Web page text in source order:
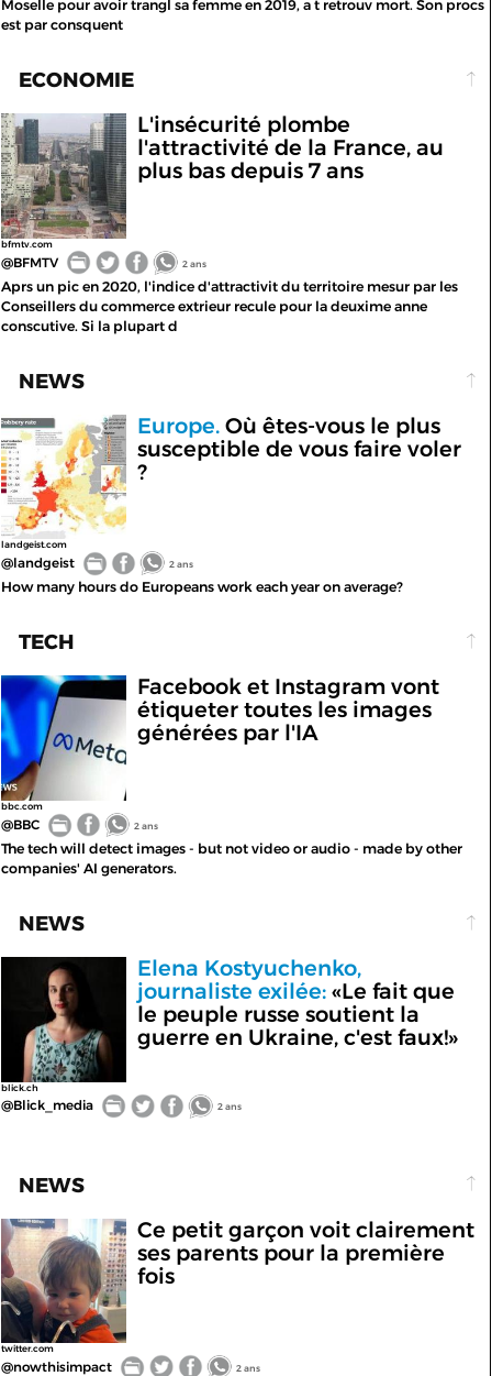
Moselle pour avoir trangl sa femme en 2019, a t retrouv mort. Son procs
est par consquent
ECONOMIE
bfmtv.com
L'insécurité plombe
l'attractivité de la France, au
plus bas depuis 7 ans
@BFMTV 2 ans
Aprs un pic en 2020, l'indice d'attractivit du territoire mesur par les
Conseillers du commerce extrieur recule pour la deuxime anne
conscutive. Si la plupart d
NEWS
landgeist.com
Europe.Où êtes-vous le plus
susceptible de vous faire voler
?
@landgeist 2 ans
How many hours do Europeans work each year on average?
TECH
bbc.com
Facebook et Instagram vont
étiqueter toutes les images
générées par l'IA
@BBC 2 ans
The tech will detect images - but not video or audio - made by other
companies' AI generators.
NEWS
blick.ch
Elena Kostyuchenko,
journaliste exilée:«Le fait que
le peuple russe soutient la
guerre en Ukraine, c'est faux!»
@Blick_media 2 ans
NEWS
twitter.com
Ce petit garçon voit clairement
ses parents pour la première
fois
@nowthisimpact 2 ans